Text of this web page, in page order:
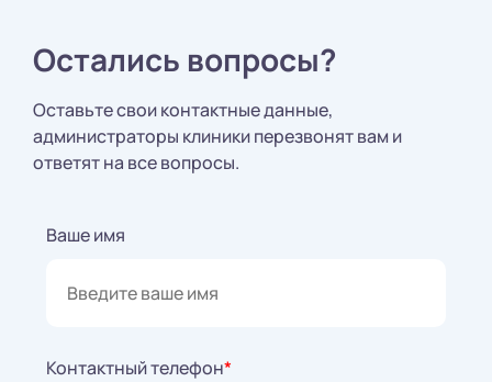
Остались вопросы?
Оставьте свои контактные данные,
администраторы клиники перезвонят вам и
ответят на все вопросы.
Ваше имя
Контактный телефон*